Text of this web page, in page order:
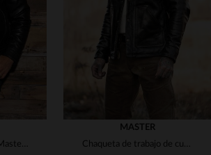
Hélice Jackknife de Master en nailon reforzado para motores glow.
MASTER
Chaqueta de trabajo de cuero negra con cuello camisero